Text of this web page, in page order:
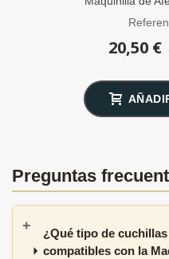
20,50 €
Preguntas
¿Qué tipo de
compatibles con la